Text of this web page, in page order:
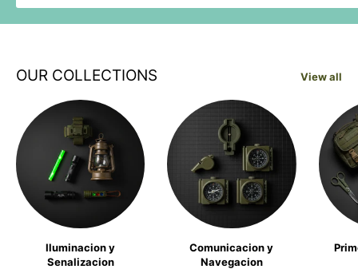
OUR COLLECTIONS View all
Iluminacion y
Senalizacion
Comunicacion y
Navegacion